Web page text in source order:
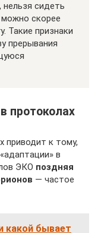
сидеть
скорее
Такие признаки
прерывания
протоколах
приводит к тому,
в
ЭКО поздняя
— частое
какой бывает